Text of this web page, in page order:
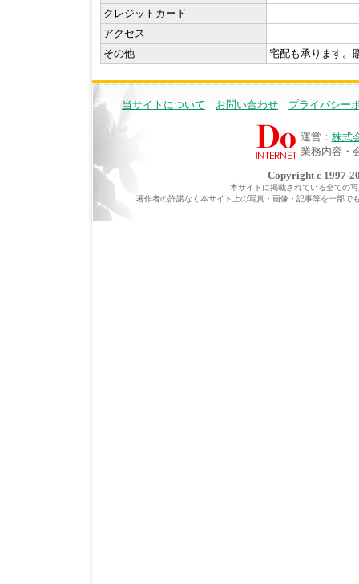
クレジットカード
アクセス
その他
宅配も承ります。
当サイトについて お問い合わせ プライバシー
運営： 株式
業務内容・
Copyright c 1997-
本サイトに掲載されている全ての
著作者の許諾なく本サイト上の写真・画像・記事等を一部で